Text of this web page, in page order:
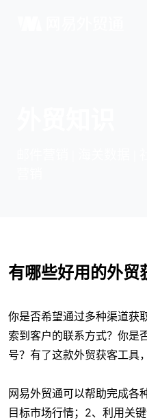
有哪些好用的外贸
你是否希望通过多种渠道获
索到客户的联系方式？你是
号？有了这款外贸获客工具
网易外贸通可以帮助完成各
目标市场行情；2、利用关